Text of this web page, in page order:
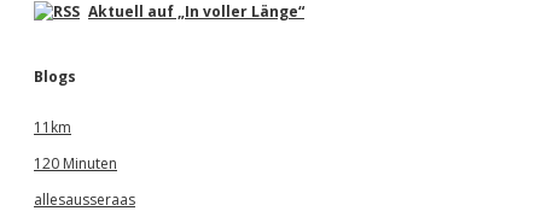
Aktuell auf „In voller Länge“
Blogs
11km
120 Minuten
allesausseraas